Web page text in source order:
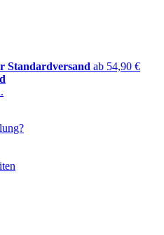
Standardversand ab 54,90 €